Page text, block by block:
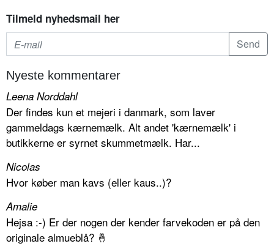
Tilmeld nyhedsmail her
Nyeste kommentarer
Leena Norddahl
Der findes kun et mejeri i danmark, som laver
gammeldags kærnemælk. Alt andet 'kærnemælk' i
butikkerne er syrnet skummetmælk. Har...
Nicolas
Hvor køber man kavs (eller kaus..)?
Amalie
Hejsa :-) Er der nogen der kender farvekoden er på den
originale almueblå? 🤞